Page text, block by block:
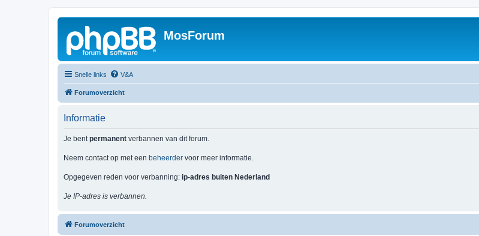
MosForum
Snelle links V&A
Forumoverzicht
Informatie
Je bentpermanent verbannen van dit forum.
Neem contact op met een beheerder voor meer informatie.
Opgegeven reden voor verbanning: ip-adres buiten Nederland
Je IP-adres is verbannen.
Forumoverzicht